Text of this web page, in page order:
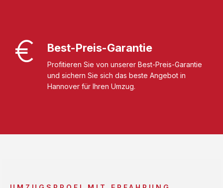
Best-Preis-Garantie
Profitieren Sie von unserer Best-Preis-Garantie
und sichern Sie sich das beste Angebot in
Hannover für Ihren Umzug.